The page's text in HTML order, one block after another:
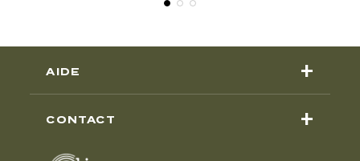
AIDE +
CONTACT +